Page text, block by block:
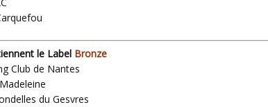
le Label Bronze
Club de Nantes
du Gesvres